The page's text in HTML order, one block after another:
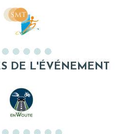
DE L'ÉVÉNEMENT